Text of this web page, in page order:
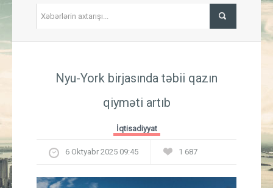
İqtisadiyyat
Güney Azərbaycan
Nyu-York birjasında təbii qazın
qiyməti artıb
İqtisadiyyat
6 Oktyabr 2025 09:45 1 687